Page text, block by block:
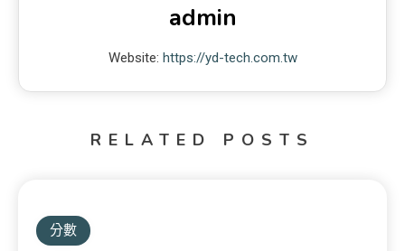
admin
Website: https://yd-tech.com.tw
RELATED POSTS
分數